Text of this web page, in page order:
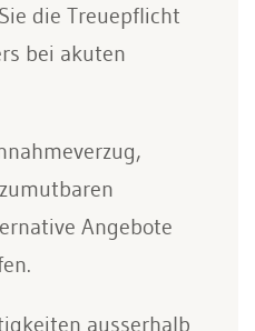
die Treuepflicht
bei akuten
Angebote
ausserhalb